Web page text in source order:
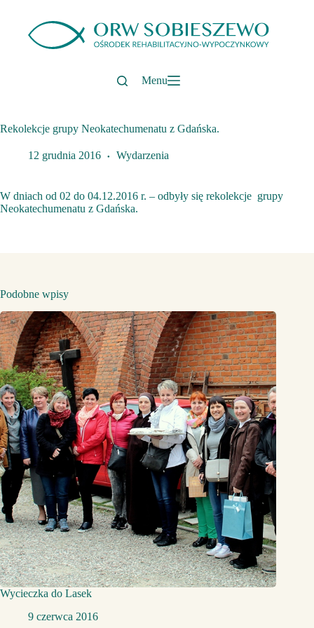
Menu
Rekolekcje grupy Neokatechumenatu z Gdańska.
12 grudnia 2016 Wydarzenia
W dniach od 02 do 04.12.2016 r. – odbyły się rekolekcje grupy
Neokatechumenatu z Gdańska.
Podobne wpisy
Wycieczka do Lasek
9 czerwca 2016